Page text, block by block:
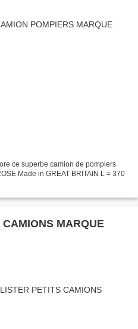
ce superbe camion de pompiers
Made in GREAT BRITAIN L = 370
MARQUE